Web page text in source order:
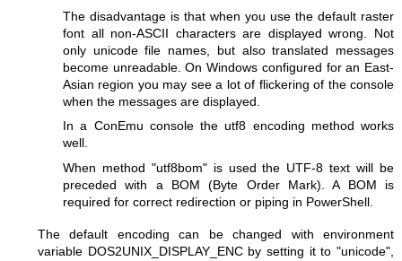
The disadvantage is that when you use the default raster
font all non-ASCII characters are displayed wrong. Not
only unicode file names, but also translated messages
become unreadable. On Windows configured for an East-
Asian region you may see a lot of flickering of the console
when the messages are displayed.
In a ConEmu console the utf8 encoding method works
well.
When method "utf8bom"is used the UTF-8 text will be
preceded with a BOM (Byte Order Mark). A BOM is
required for correct redirection or piping in PowerShell.
The default encoding can be changed with environment
variable DOS2UNIX_DISPLAY_ENC by setting it to "unicode"